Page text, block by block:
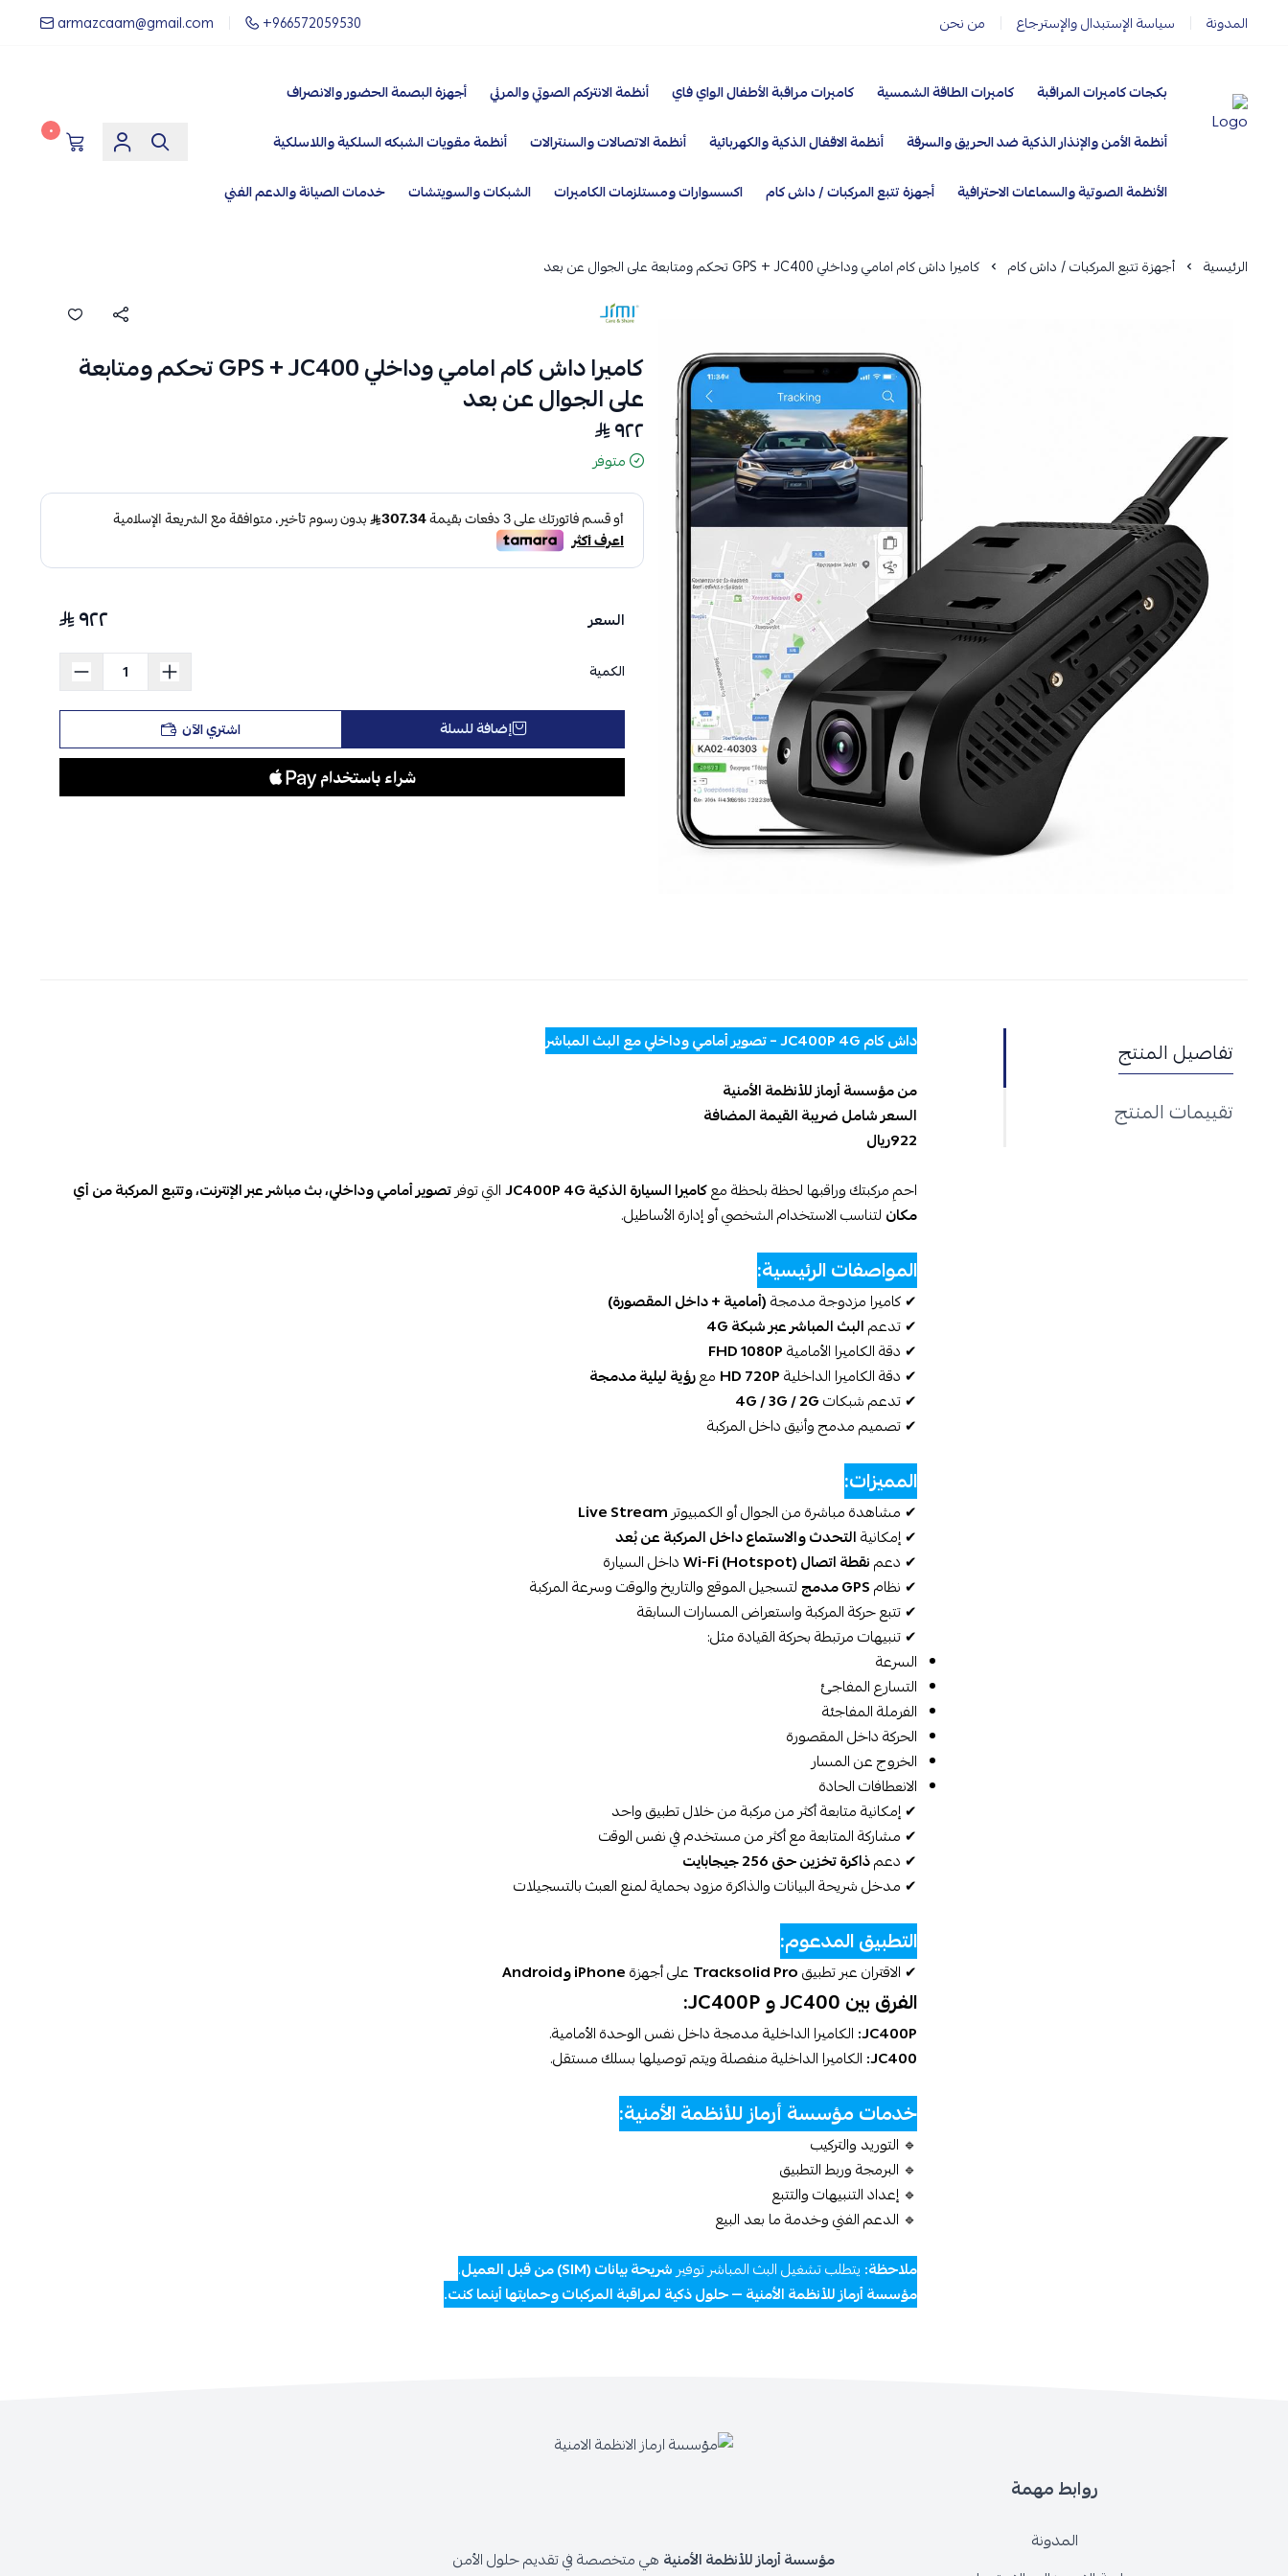
المدونة سياسة الإستبدال والإسترجاع من نحن +966572059530
armazcaam@gmail.com
مؤسسة ارماز الانظمة الامنية
بكجات كاميرات المراقبة كاميرات الطاقة الشمسية كاميرات مراقبة الأطفال الواي فاي أنظمة الانتركم الصوتي والمرئي
أجهزة البصمة الحضور والانصراف
أنظمة الأمن والإنذار الذكية ضد الحريق والسرقة
أنظمة الاقفال الذكية والكهربائية أنظمة الاتصالات والسنترالات
أنظمة مقويات الشبكه السلكية واللاسلكية
الأنظمة الصوتية والسماعات الاحترافية
أجهزة تتبع المركبات / داش كام اكسسوارات ومستلزمات الكاميرات الشبكات والسويتشات خدمات الصيانة والدعم الفني
٠
الرئيسية أجهزة تتبع المركبات / داش كام كاميرا داش كام امامي وداخلي GPS + JC400 تحكم ومتابعة على الجوال عن بعد
كاميرا داش كام امامي وداخلي GPS + JC400 تحكم ومتابعة
على الجوال عن بعد
٩٢٢
متوفر
السعر ٩٢٢
الكمية
إضافة للسلة اشتري الآن
تفاصيل المنتج
تقييمات المنتج
داش كام JC400P 4G – تصوير أمامي وداخلي مع البث المباشر
من مؤسسة أرماز للأنظمة الأمنية
السعر شامل ضريبة القيمة المضافة
922ريال
احمِ مركبتك وراقبها لحظة بلحظة معكاميرا السيارة الذكية JC400P 4G التي توفرتصوير أمامي وداخلي، بث مباشر عبر الإنترنت، وتتبع المركبة من أي
مكان لتناسب الاستخدام الشخصي أو إدارة الأساطيل.
المواصفات الرئيسية:
✔ كاميرا مزدوجة مدمجة(أمامية + داخل المقصورة)
✔ تدعمالبث المباشر عبر شبكة 4G
✔ دقة الكاميرا الأماميةFHD 1080P
✔ دقة الكاميرا الداخليةHD 720P معرؤية ليلية مدمجة
✔ تدعم شبكات4G / 3G / 2G
✔ تصميم مدمج وأنيق داخل المركبة
المميزات:
✔ مشاهدة مباشرة من الجوال أو الكمبيوترLive Stream
✔ إمكانيةالتحدث والاستماع داخل المركبة عن بُعد
✔ دعمنقطة اتصال Wi-Fi (Hotspot)
داخل السيارة
✔ نظامGPS مدمج
لتسجيل الموقع والتاريخ والوقت وسرعة المركبة
✔ تتبع حركة المركبة واستعراض المسارات السابقة
✔ تنبيهات مرتبطة بحركة القيادة مثل:
السرعة
التسارع المفاجئ
الفرملة المفاجئة
الحركة داخل المقصورة
الخروج عن المسار
الانعطافات الحادة
✔ إمكانية متابعة أكثر من مركبة من خلال تطبيق واحد
✔ مشاركة المتابعة مع أكثر من مستخدم في نفس الوقت
✔ دعمذاكرة تخزين حتى 256 جيجابايت
✔ مدخل شريحة البيانات والذاكرة مزود بحماية لمنع العبث بالتسجيلات
التطبيق المدعوم:
✔ الاقتران عبر تطبيقTracksolid Pro على أجهزةiPhone وAndroid
الفرق بين JC400 و JC400P:
JC400P: الكاميرا الداخلية مدمجة داخل نفس الوحدة الأمامية.
JC400: الكاميرا الداخلية منفصلة ويتم توصيلها بسلك مستقل.
خدمات مؤسسة أرماز للأنظمة الأمنية:
🔹 التوريد والتركيب
🔹 البرمجة وربط التطبيق
🔹 إعداد التنبيهات والتتبع
🔹 الدعم الفني وخدمة ما بعد البيع
ملاحظة: يتطلب تشغيل البث المباشر توفيرشريحة بيانات (SIM) من قبل العميل
.
مؤسسة أرماز للأنظمة الأمنية — حلول ذكية لمراقبة المركبات وحمايتها أينما كنت.
روابط مهمة
المدونة
مؤسسة أرماز للأنظمة الأمنية هي متخصصة في تقديم حلول الأمن